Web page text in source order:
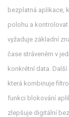
bezplatná aplikace,
polohu a
vyžaduje základní
čase stráveném v
konkrétní data.
která kombinuje
funkci blokování
zlepšuje digitální